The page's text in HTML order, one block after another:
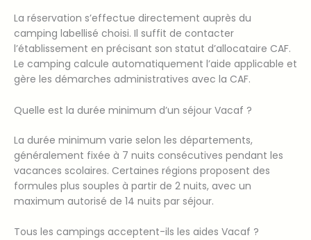
La réservation s’effectue directement auprès du
camping labellisé choisi. Il suffit de contacter
l’établissement en précisant son statut d’allocataire CAF.
Le camping calcule automatiquement l’aide applicable et
gère les démarches administratives avec la CAF.
Quelle est la durée minimum d’un séjour Vacaf ?
La durée minimum varie selon les départements,
généralement fixée à 7 nuits consécutives pendant les
vacances scolaires. Certaines régions proposent des
formules plus souples à partir de 2 nuits, avec un
maximum autorisé de 14 nuits par séjour.
Tous les campings acceptent-ils les aides Vacaf ?